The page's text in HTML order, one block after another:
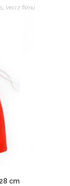
Veci z filmu
cm